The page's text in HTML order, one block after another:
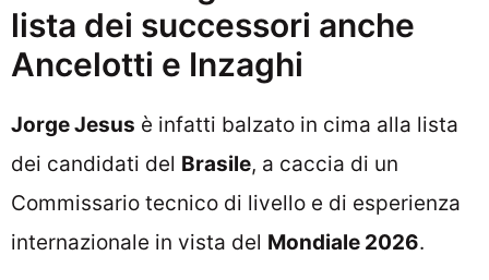
lista dei successori anche
Ancelotti e Inzaghi
Jorge Jesus è infatti balzato in cima alla lista
dei candidati del Brasile, a caccia di un
Commissario tecnico di livello e di esperienza
internazionale in vista del Mondiale 2026.